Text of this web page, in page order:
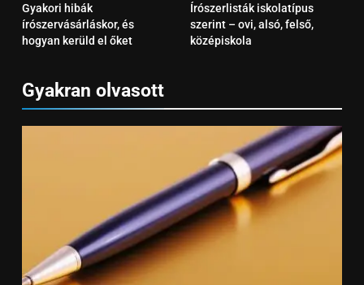
Gyakori hibák
írószervásárláskor, és hogyan
kerüld el őket
6
– ovi, alsó, felső, középiskola
Tolltartó választási útmutató –
dizájn, praktikum, méret
ISKOLA
Gyakori hibák
írószervásárláskor, és
hogyan kerüld el őket
Írószerlisták iskolatípus
szerint – ovi, alsó, felső,
középiskola
Gyakran olvasott